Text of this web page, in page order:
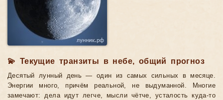
💫 Текущие транзиты в небе, общий прогноз
Десятый лунный день — один из самых сильных в месяце.
Энергии много, причём реальной, не выдуманной. Многие
замечают: дела идут легче, мысли чётче, усталость куда-то